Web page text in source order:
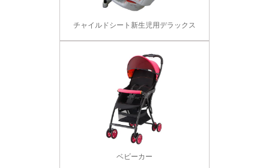
チャイルドシート新生児用デラックス
ベビーカー